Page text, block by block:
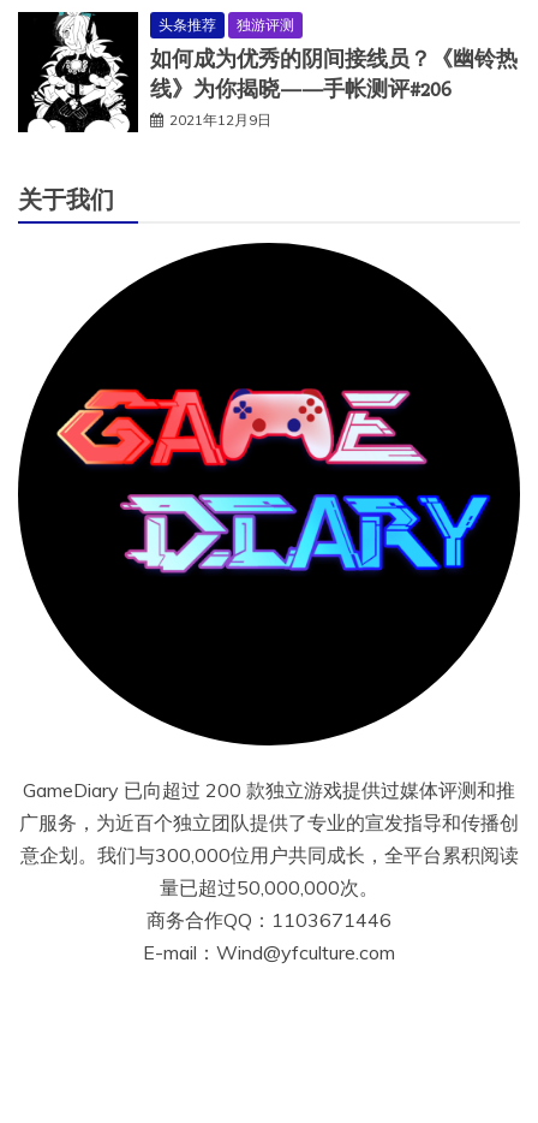
头条推荐 独游评测
如何成为优秀的阴间接线员？《幽铃热
线》为你揭晓——手帐测评#206
2021年12月9日
关于我们
GameDiary 已向超过 200 款独立游戏提供过媒体评测和推
广服务，为近百个独立团队提供了专业的宣发指导和传播创
意企划。我们与300,000位用户共同成长，全平台累积阅读
量已超过50,000,000次。
商务合作QQ：1103671446
E-mail：Wind@yfculture.com